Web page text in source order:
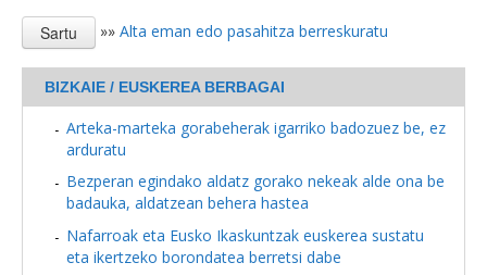
»» Alta eman edo pasahitza berreskuratu
BIZKAIE / EUSKEREA BERBAGAI
Arteka-marteka gorabeherak igarriko badozuez be, ez
arduratu
Bezperan egindako aldatz gorako nekeak alde ona be
badauka, aldatzean behera hastea
Nafarroak eta Eusko Ikaskuntzak euskerea sustatu
eta ikertzeko borondatea berretsi dabe